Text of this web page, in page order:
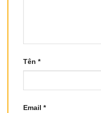
Tên *
Email *